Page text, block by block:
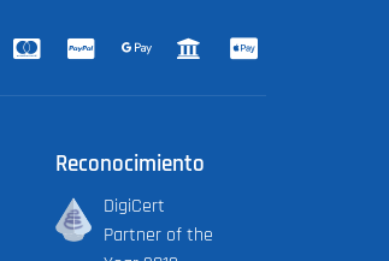
Reconocimiento
DigiCert
Partner of the